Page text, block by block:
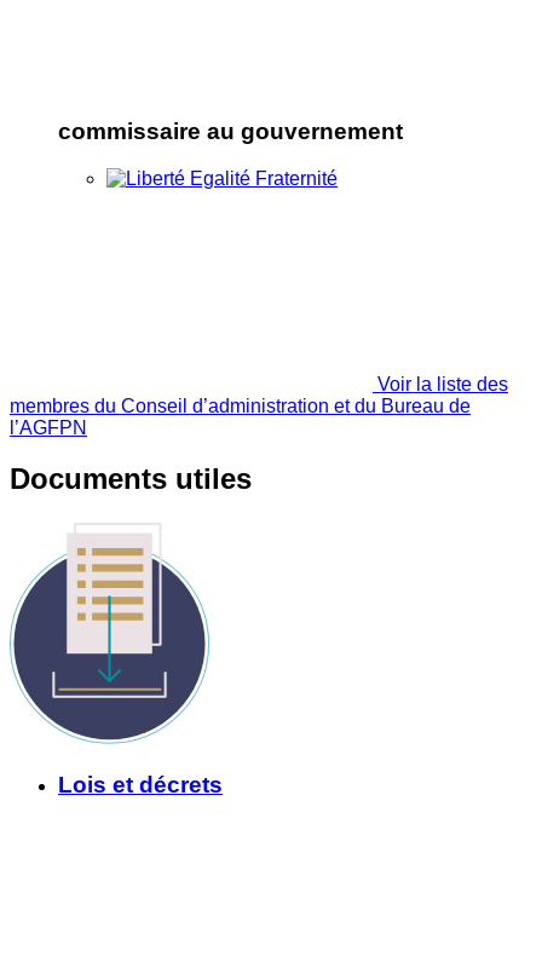
commissaire au gouvernement
Voir la liste des
membres du Conseil d’administration et du Bureau de
l’AGFPN
Documents utiles
Lois et décrets